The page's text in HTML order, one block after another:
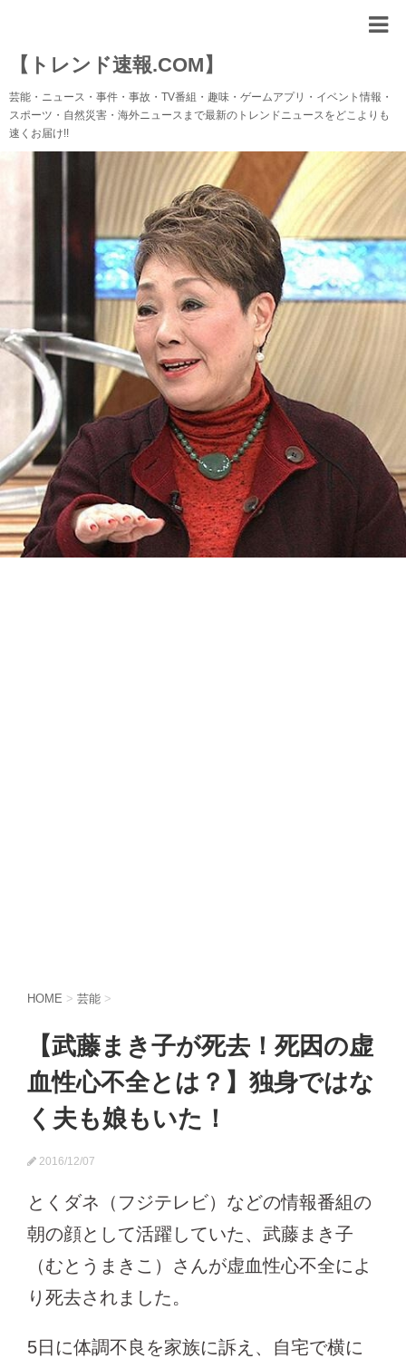
【トレンド速報.COM】
芸能・ニュース・事件・事故・TV番組・趣味・ゲームアプリ・イベント情報・
スポーツ・自然災害・海外ニュースまで最新のトレンドニュースをどこよりも
速くお届け!!
HOME > 芸能 >
【武藤まき子が死去！死因の虚
血性心不全とは？】独身ではな
く夫も娘もいた！
2016/12/07
とくダネ（フジテレビ）などの情報番組の
朝の顔として活躍していた、武藤まき子
（むとうまきこ）さんが虚血性心不全によ
り死去されました。
5日に体調不良を家族に訴え、自宅で横に